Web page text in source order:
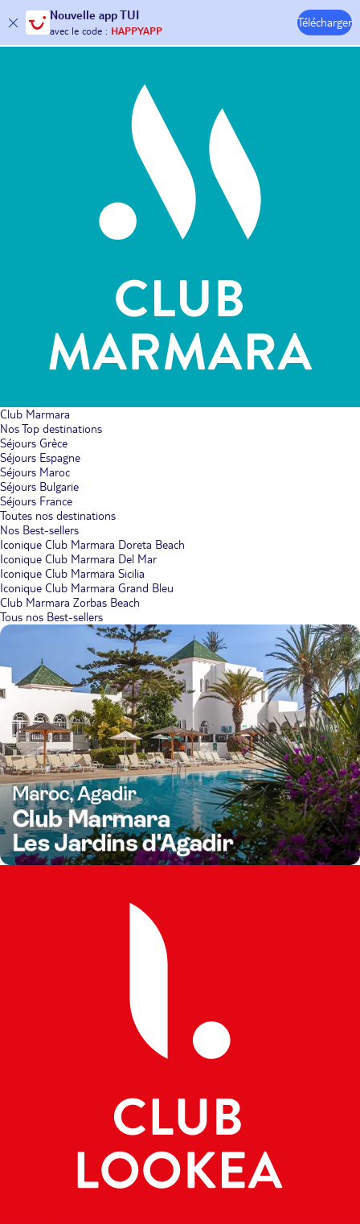
Nouvelle app TUI
30€ offerts*sur votrevoyage !
avec le code :HAPPYAPP
Télécharger
Hôtels & Clubs
Club Marmara
Nos Top destinations
Séjours Grèce
Séjours Espagne
Séjours Maroc
Séjours Bulgarie
Séjours France
Toutes nos destinations
Nos Best-sellers
Iconique Club Marmara Doreta Beach
Iconique Club Marmara Del Mar
Iconique Club Marmara Sicilia
Iconique Club Marmara Grand Bleu
Club Marmara Zorbas Beach
Tous nos Best-sellers